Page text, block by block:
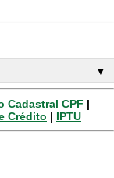
▼
Cadastral CPF |
Crédito | IPTU